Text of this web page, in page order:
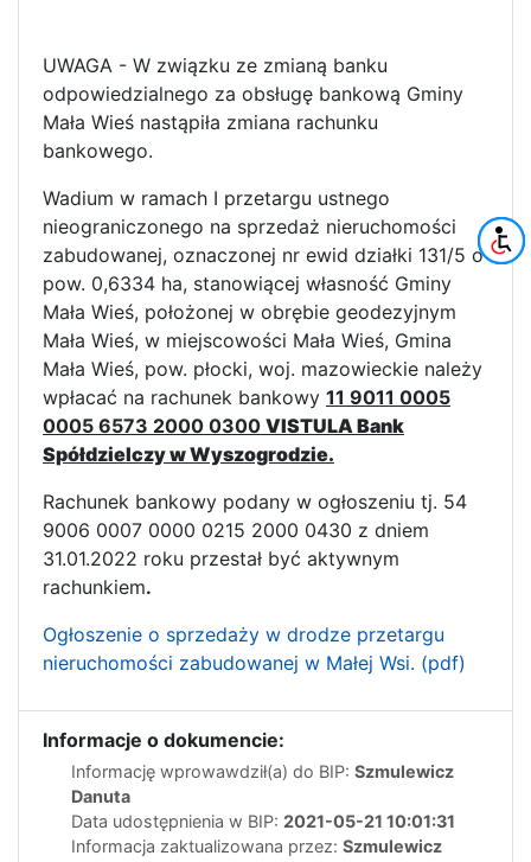
UWAGA - W związku ze zmianą banku
odpowiedzialnego za obsługę bankową Gminy
Mała Wieś nastąpiła zmiana rachunku
bankowego.
Wadium w ramach I przetargu ustnego
nieograniczonego na sprzedaż nieruchomości
zabudowanej, oznaczonej nr ewid działki 131/5 o
pow. 0,6334 ha, stanowiącej własność Gminy
Mała Wieś, położonej w obrębie geodezyjnym
Mała Wieś, w miejscowości Mała Wieś, Gmina
Mała Wieś, pow. płocki, woj. mazowieckie należy
wpłacać na rachunek bankowy 11 9011 0005
0005 6573 2000 0300 VISTULA Bank
Spółdzielczy w Wyszogrodzie.
Rachunek bankowy podany w ogłoszeniu tj. 54
9006 0007 0000 0215 2000 0430 z dniem
31.01.2022 roku przestał być aktywnym
rachunkiem.
Ogłoszenie o sprzedaży w drodze przetargu
nieruchomości zabudowanej w Małej Wsi. (pdf)
Informacje o dokumencie:
Informację wprowawdził(a) do BIP: Szmulewicz
Danuta
Data udostępnienia w BIP: 2021-05-21 10:01:31
Informacja zaktualizowana przez: Szmulewicz